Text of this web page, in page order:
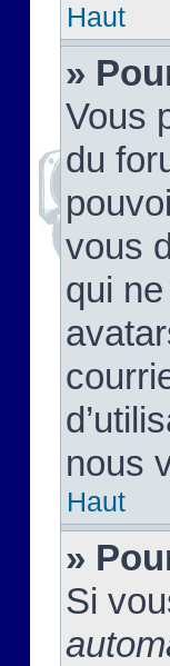
Haut
»
Vous
du
vous
qui
nous
Haut
»
Si